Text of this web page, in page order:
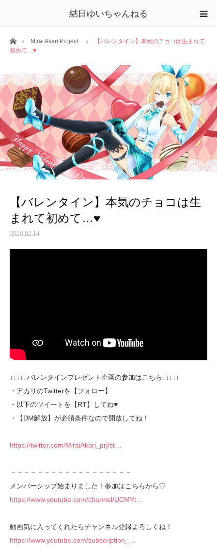
結日ゆいちゃんねる
ホームMirai Akari Project
【バレンタイン】本気のチョコは生まれて
初めて…♥
【バレンタイン】本気のチョコは生
まれて初めて…♥
2020.02.14
↓↓↓↓↓バレンタインプレゼント企画の参加はこちら↓↓↓↓↓
・アカリのTwitterを【フォロー】
・以下のツイートを【RT】してね♥
・【DM解放】が必須条件なので開放してね！
https://twitter.com/MiraiAkari_prj/st…
－－－－－－－－－－－－－－－－－－
メンバーシップ始まりました！参加はこちらから♡
https://www.youtube.com/channel/UCMYt…
動画気に入ってくれたらチャンネル登録よろしくね！
https://www.youtube.com/subscription_…